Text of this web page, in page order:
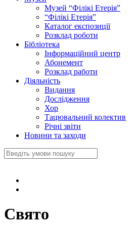
Музей “Філікі Етерія”
“Філікі Етерія”
Каталог експозиції
Розклад роботи
Бібліотека
Інформаційний центр
Абонемент
Розклад работи
Діяльність
Видання
Дослідження
Хор
Тацювальний колектив
Річні звіти
Новини та заходи
Свято